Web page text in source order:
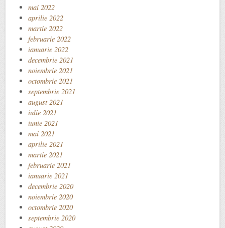
mai 2022
aprilie 2022
martie 2022
februarie 2022
ianuarie 2022
decembrie 2021
noiembrie 2021
octombrie 2021
septembrie 2021
august 2021
iulie 2021
iunie 2021
mai 2021
aprilie 2021
martie 2021
februarie 2021
ianuarie 2021
decembrie 2020
noiembrie 2020
octombrie 2020
septembrie 2020